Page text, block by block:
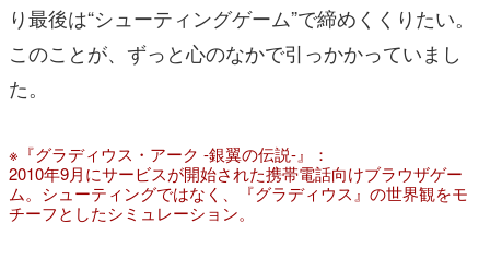
り最後は“シューティングゲーム”で締めくくりたい。
このことが、ずっと心のなかで引っかかっていまし
た。
※『グラディウス・アーク -銀翼の伝説-』：
2010年9月にサービスが開始された携帯電話向けブラウザゲー
ム。シューティングではなく、『グラディウス』の世界観をモ
チーフとしたシミュレーション。